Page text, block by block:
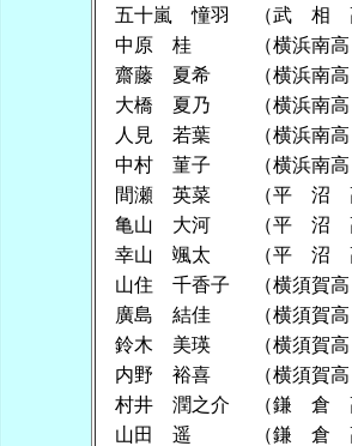
五十嵐 憧羽
（武 相
中原 桂
（横浜南
齋藤 夏希
（横浜南
大橋 夏乃
（横浜南
人見 若葉
（横浜南
中村 菫子
（横浜南
間瀬 英菜
（平 沼
亀山 大河
（平 沼
幸山 颯太
（平 沼
山住 千香子
（横須賀
廣島 結佳
（横須賀
鈴木 美瑛
（横須賀
内野 裕喜
（横須賀
村井 潤之介
（鎌 倉
山田 遥
（鎌 倉